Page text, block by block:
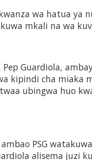
wa hatua ya
mkali na wa
Guardiola,
kipindi cha miaka
ubingwa huo
PSG
alisema juzi